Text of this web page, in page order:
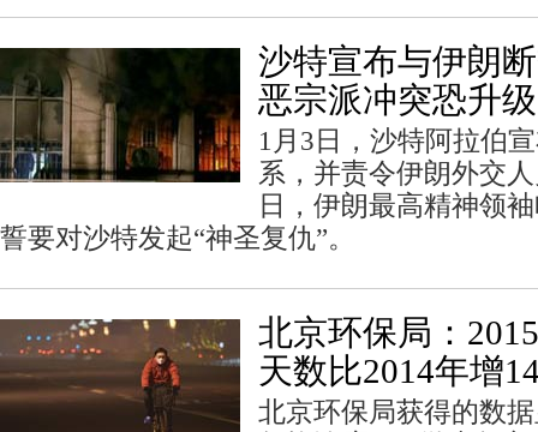
沙特宣布与伊朗
恶宗派冲突恐升级
1月3日，沙特阿拉伯
系，并责令伊朗外交
日，伊朗最高精神领
誓要对沙特发起“神圣复仇”。
北京环保局：
天数比2014年增
北京环保局获得的数